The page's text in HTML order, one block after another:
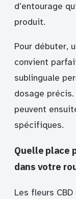
d’entourage
produit.
Pour débuter,
convient
sublinguale
dosage
peuvent
spécifiques.
Quelle place
dans votre
Les fleurs